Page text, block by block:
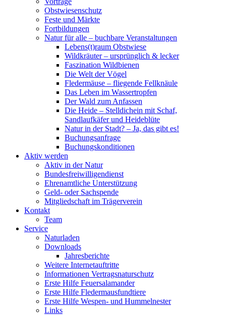
Obstwiesenschutz
Feste und Märkte
Fortbildungen
Natur für alle – buchbare Veranstaltungen
Lebens(t)raum Obstwiese
Wildkräuter – ursprünglich & lecker
Faszination Wildbienen
Die Welt der Vögel
Fledermäuse – fliegende Fellknäule
Das Leben im Wassertropfen
Der Wald zum Anfassen
Die Heide – Stelldichein mit Schaf,
Sandlaufkäfer und Heideblüte
Natur in der Stadt? – Ja, das gibt es!
Buchungsanfrage
Buchungskonditionen
Aktiv werden
Aktiv in der Natur
Bundesfreiwilligendienst
Ehrenamtliche Unterstützung
Geld- oder Sachspende
Mitgliedschaft im Trägerverein
Kontakt
Team
Service
Naturladen
Downloads
Jahresberichte
Weitere Internetauftritte
Informationen Vertragsnaturschutz
Erste Hilfe Feuersalamander
Erste Hilfe Fledermausfundtiere
Erste Hilfe Wespen- und Hummelnester
Links